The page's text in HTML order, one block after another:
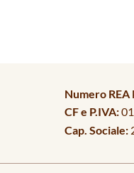
Numero REA
CF e P.IVA:
Cap. Sociale: